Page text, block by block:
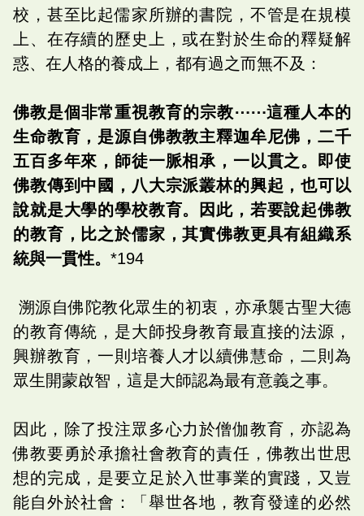
校，甚至比起儒家所辦的書院，不管是在規模
上、在存續的歷史上，或在對於生命的釋疑解
惑、在人格的養成上，都有過之而無不及：
佛教是個非常重視教育的宗教⋯⋯這種人本的
生命教育，是源自佛教教主釋迦牟尼佛，二千
五百多年來，師徒一脈相承，一以貫之。即使
佛教傳到中國，八大宗派叢林的興起，也可以
說就是大學的學校教育。因此，若要說起佛教
的教育，比之於儒家，其實佛教更具有組織系
統與一貫性。 *194
溯源自佛陀教化眾生的初衷，亦承襲古聖大德
的教育傳統，是大師投身教育最直接的法源，
興辦教育，一則培養人才以續佛慧命，二則為
眾生開蒙啟智，這是大師認為最有意義之事。
因此，除了投注眾多心力於僧伽教育，亦認為
佛教要勇於承擔社會教育的責任，佛教出世思
想的完成，是要立足於入世事業的實踐，又豈
能自外於社會：「舉世各地，教育發達的必然